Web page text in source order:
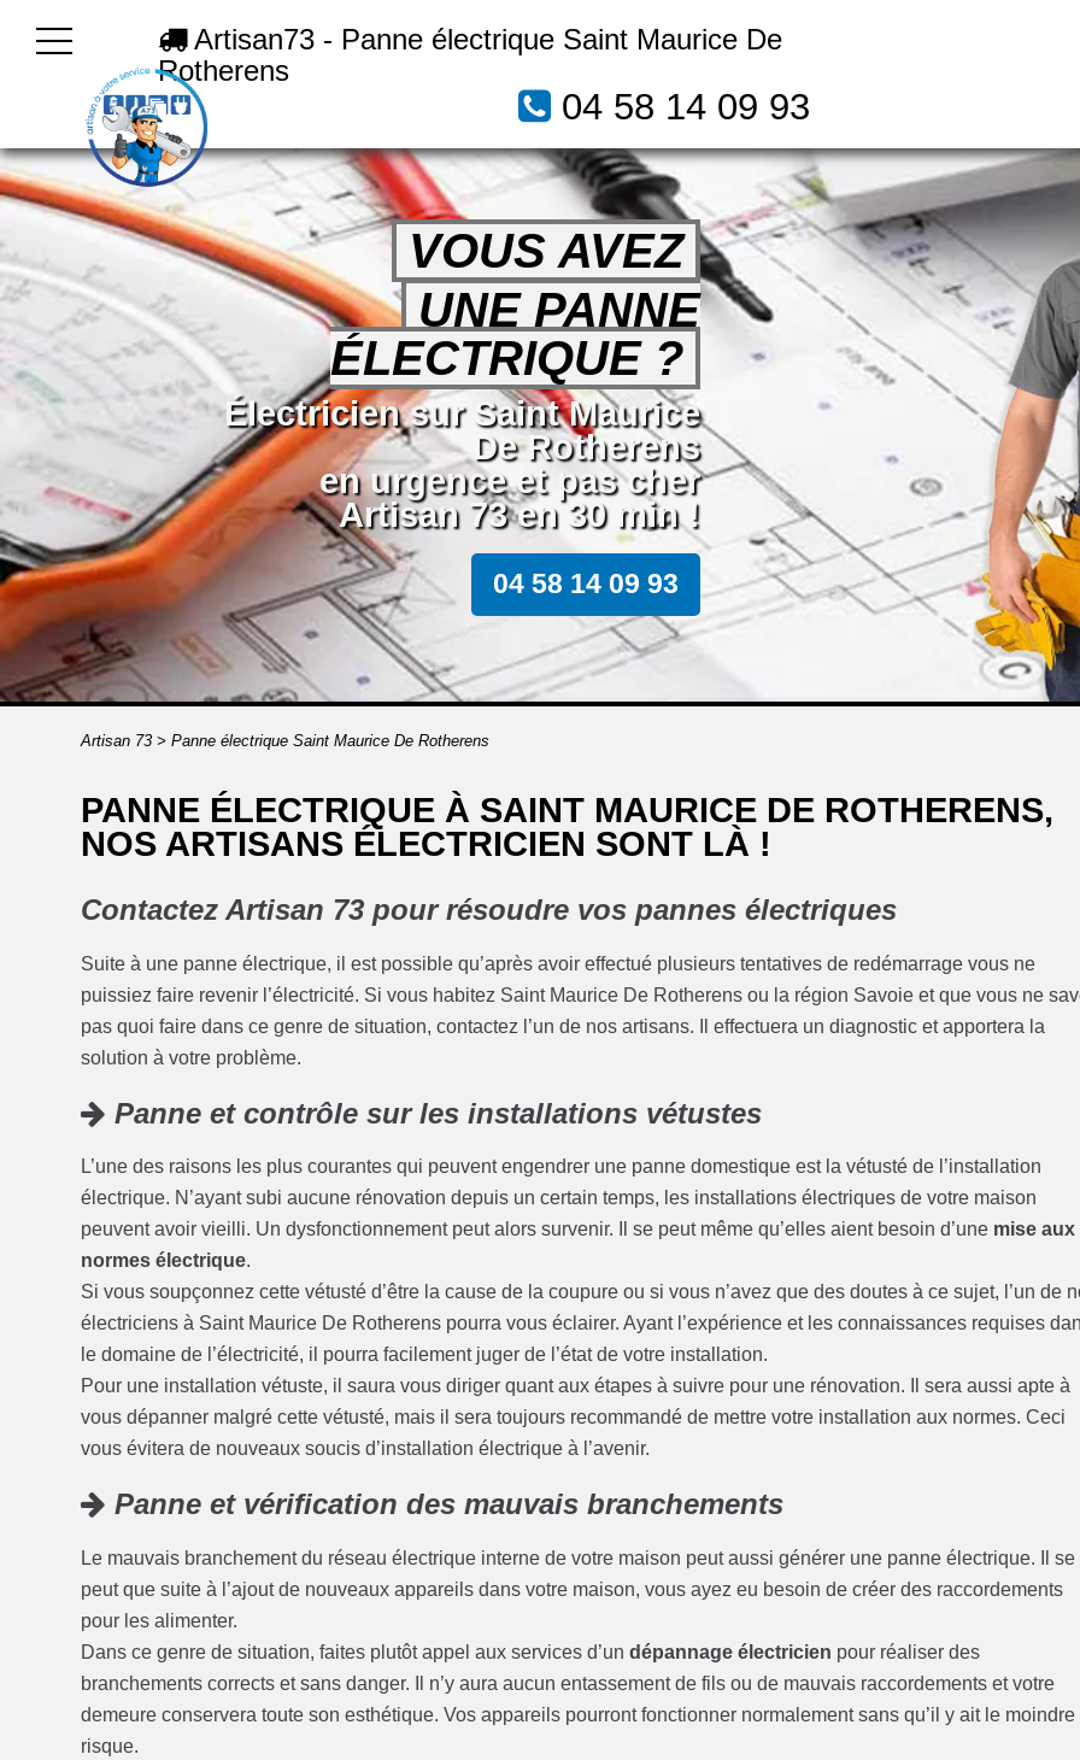
Artisan73 - Panne électrique Saint Maurice De
Rotherens
04 58 14 09 93
VOUS AVEZ
UNE PANNE
ÉLECTRIQUE ?
Électricien sur Saint Maurice
De Rotherens
en urgence et pas cher
Artisan 73 en 30 min !
04 58 14 09 93
Artisan 73> Panne électrique Saint Maurice De Rotherens
PANNE ÉLECTRIQUE À SAINT MAURICE DE ROTHERENS,
NOS ARTISANS ÉLECTRICIEN SONT LÀ !
Contactez Artisan 73 pour résoudre vos pannes électriques
Suite à une panne électrique, il est possible qu’après avoir effectué plusieurs tentatives de redémarrage vous ne
puissiez faire revenir l’électricité. Si vous habitez Saint Maurice De Rotherens ou la région Savoie et que vous ne
pas quoi faire dans ce genre de situation, contactez l’un de nos artisans. Il effectuera un diagnostic et apportera la
solution à votre problème.
Panne et contrôle sur les installations vétustes
L’une des raisons les plus courantes qui peuvent engendrer une panne domestique est la vétusté de l’installation
électrique. N’ayant subi aucune rénovation depuis un certain temps, les installations électriques de votre maison
peuvent avoir vieilli. Un dysfonctionnement peut alors survenir. Il se peut même qu’elles aient besoin d’une mise aux
normes électrique.
Si vous soupçonnez cette vétusté d’être la cause de la coupure ou si vous n’avez que des doutes à ce sujet, l’un de
électriciens à Saint Maurice De Rotherens pourra vous éclairer. Ayant l’expérience et les connaissances requises
le domaine de l’électricité, il pourra facilement juger de l’état de votre installation.
Pour une installation vétuste, il saura vous diriger quant aux étapes à suivre pour une rénovation. Il sera aussi apte à
vous dépanner malgré cette vétusté, mais il sera toujours recommandé de mettre votre installation aux normes. Ceci
vous évitera de nouveaux soucis d’installation électrique à l’avenir.
Panne et vérification des mauvais branchements
Le mauvais branchement du réseau électrique interne de votre maison peut aussi générer une panne électrique. Il se
peut que suite à l’ajout de nouveaux appareils dans votre maison, vous ayez eu besoin de créer des raccordements
pour les alimenter.
Dans ce genre de situation, faites plutôt appel aux services d’undépannage électricien pour réaliser des
branchements corrects et sans danger. Il n’y aura aucun entassement de fils ou de mauvais raccordements et votre
demeure conservera toute son esthétique. Vos appareils pourront fonctionner normalement sans qu’il y ait le moindre
risque.